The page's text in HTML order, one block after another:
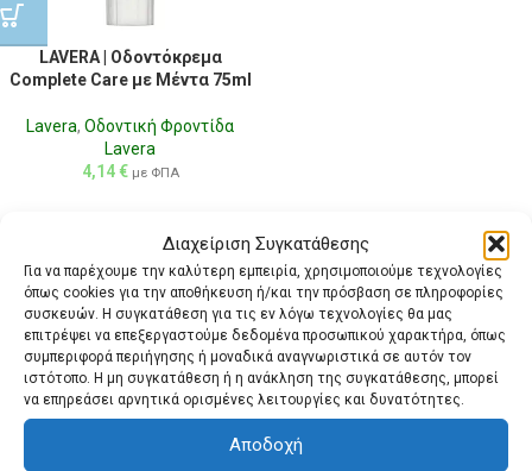
Διαχείριση Συγκατάθεσης
Για να παρέχουμε την καλύτερη εμπειρία, χρησιμοποιούμε τεχνολογίες
όπως cookies για την αποθήκευση ή/και την πρόσβαση σε πληροφορίες
συσκευών. Η συγκατάθεση για τις εν λόγω τεχνολογίες θα μας
επιτρέψει να επεξεργαστούμε δεδομένα προσωπικού χαρακτήρα, όπως
συμπεριφορά περιήγησης ή μοναδικά αναγνωριστικά σε αυτόν τον
ιστότοπο. Η μη συγκατάθεση ή η ανάκληση της συγκατάθεσης, μπορεί
να επηρεάσει αρνητικά ορισμένες λειτουργίες και δυνατότητες.
Αποδοχή
LAVERA | Οδοντόκρεμα
Complete Care με Μέντα 75ml
Lavera, Οδοντική Φροντίδα
Lavera
4,14€ με ΦΠΑ